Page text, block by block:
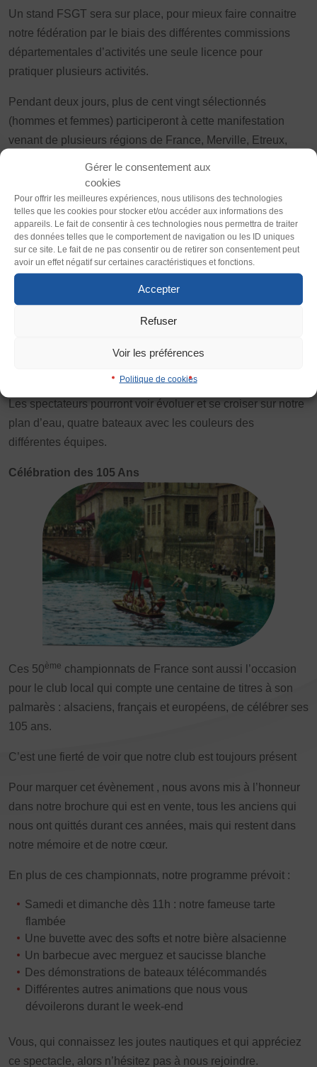
Gérer le consentement aux
cookies
Pour offrir les meilleures expériences, nous utilisons des technologies
telles que les cookies pour stocker et/ou accéder aux informations des
appareils. Le fait de consentir à ces technologies nous permettra de traiter
des données telles que le comportement de navigation ou les ID uniques
sur ce site. Le fait de ne pas consentir ou de retirer son consentement peut
avoir un effet négatif sur certaines caractéristiques et fonctions.
Accepter
Refuser
Voir les préférences
Politique de cookies
Un stand FSGT sera sur place, pour mieux faire connaitre
notre fédération par le biais des différentes commissions
départementales d’activités une seule licence pour
pratiquer plusieurs activités.
Pendant deux jours, plus de cent vingt sélectionnés
(hommes et femmes) participeront à cette manifestation
venant de plusieurs régions de France, Merville, Etreux,
locale, composées chacune de ses meilleurs jouteurs et
jouteuses. Durant deux jours, ces sportifs se livreront à de
nombreuses joutes pour accéder au titre de champion de
France.
Au programme des rencontres masculines dans les
catégories Juniors et Séniors, mais également des
rencontres féminines. Les demandes féminines pour les
joutes sont de plus en plus fortes.
Horaires de Joutes pour le week-end de 8h à 19h, avec un
poste de secours Croix Rouge de Schiltigheim.
Les spectateurs pourront voir évoluer et se croiser sur notre
plan d’eau, quatre bateaux avec les couleurs des
différentes équipes.
Célébration des 105 Ans
Ces 50ème championnats de France sont aussi l’occasion
pour le club local qui compte une centaine de titres à son
palmarès : alsaciens, français et européens, de célébrer ses
105 ans.
C’est une fierté de voir que notre club est toujours présent
Pour marquer cet évènement , nous avons mis à l’honneur
dans notre brochure qui est en vente, tous les anciens qui
nous ont quittés durant ces années, mais qui restent dans
notre mémoire et de notre cœur.
En plus de ces championnats, notre programme prévoit :
Samedi et dimanche dès 11h : notre fameuse tarte
flambée
Une buvette avec des softs et notre bière alsacienne
Un barbecue avec merguez et saucisse blanche
Des démonstrations de bateaux télécommandés
Différentes autres animations que nous vous
dévoilerons durant le week-end
Vous, qui connaissez les joutes nautiques et qui appréciez
ce spectacle, alors n’hésitez pas à nous rejoindre.
Thème
Clair Sombre
Police (dyslexie)
Défaut Adapter
Taille du texte
Défaut Supprimer
Défaut Remplacer par du texte